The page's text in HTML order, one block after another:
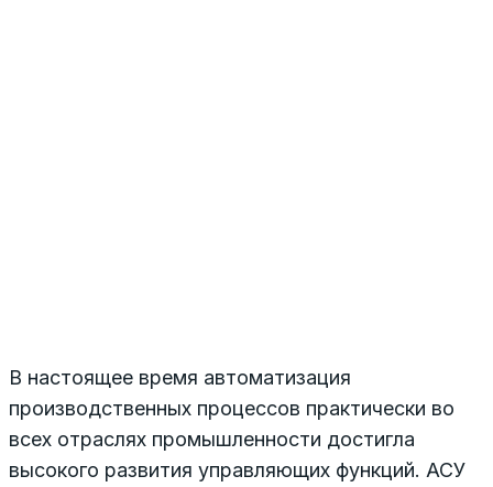
В настоящее время автоматизация
производственных процессов практически во
всех отраслях промышленности достигла
высокого развития управляющих функций. АСУ